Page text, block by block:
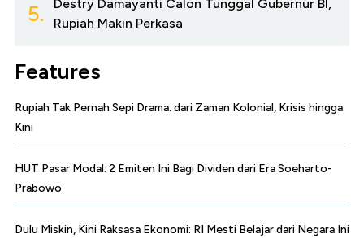
5.
Destry Damayanti Calon Tunggal Gubernur BI,
Rupiah Makin Perkasa
Features
Rupiah Tak Pernah Sepi Drama: dari Zaman Kolonial, Krisis hingga
Kini
HUT Pasar Modal: 2 Emiten Ini Bagi Dividen dari Era Soeharto-
Prabowo
Dulu Miskin, Kini Raksasa Ekonomi: RI Mesti Belajar dari Negara Ini